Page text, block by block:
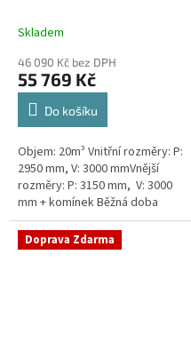
Skladem
46 090 Kč bez DPH
55 769 Kč
Do košíku
Objem: 20m³ Vnitřní rozměry: P:
2950 mm, V: 3000 mmVnější
rozměry: P: 3150 mm, V: 3000
mm + komínek Běžná doba
dodání 2-3 týdny od objednávky.
Rozměry nádrže možno...
Doprava Zdarma